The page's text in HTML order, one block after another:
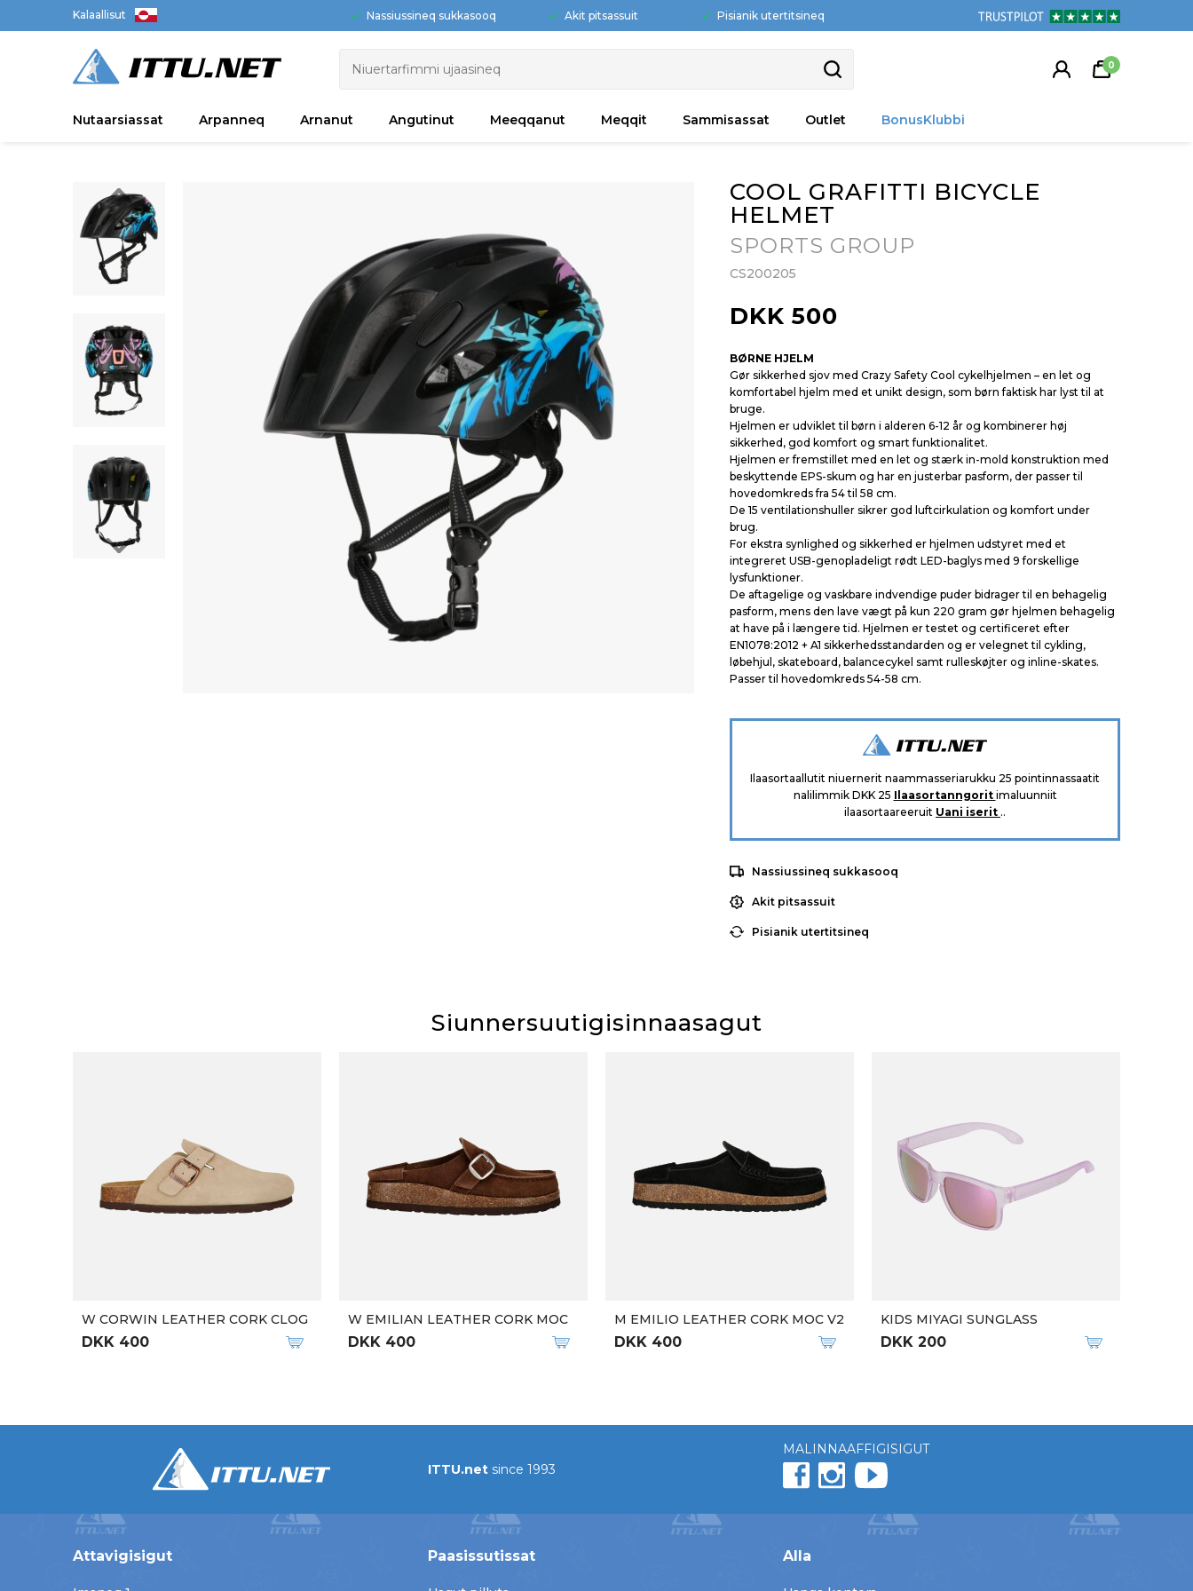
Kalaallisut Nassiussineq sukkasooq Akit pitsassuit Pisianik utertitsineq
0
Nutaarsiassat Arpanneq Arnanut Angutinut Meeqqanut Meqqit Sammisassat Outlet BonusKlubbi
COOL GRAFITTI BICYCLE
HELMET
SPORTS GROUP
CS200205
DKK 500
BØRNE HJELM
Gør sikkerhed sjov med Crazy Safety Cool cykelhjelmen – en let og
komfortabel hjelm med et unikt design, som børn faktisk har lyst til at
bruge.
Hjelmen er udviklet til børn i alderen 6-12 år og kombinerer høj
sikkerhed, god komfort og smart funktionalitet.
Hjelmen er fremstillet med en let og stærk in-mold konstruktion med
beskyttende EPS-skum og har en justerbar pasform, der passer til
hovedomkreds fra 54 til 58 cm.
De 15 ventilationshuller sikrer god luftcirkulation og komfort under
brug.
For ekstra synlighed og sikkerhed er hjelmen udstyret med et
integreret USB-genopladeligt rødt LED-baglys med 9 forskellige
lysfunktioner.
De aftagelige og vaskbare indvendige puder bidrager til en behagelig
pasform, mens den lave vægt på kun 220 gram gør hjelmen behagelig
at have på i længere tid. Hjelmen er testet og certificeret efter
EN1078:2012 + A1 sikkerhedsstandarden og er velegnet til cykling,
løbehjul, skateboard, balancecykel samt rulleskøjter og inline-skates.
Passer til hovedomkreds 54-58 cm.
Ilaasortaallutit niuernerit naammasseriarukku 25 pointinnassaatit
nalilimmik DKK 25 Ilaasortanngorit imaluunniit
ilaasortaareeruit Uani iserit ..
Nassiussineq sukkasooq
Akit pitsassuit
Pisianik utertitsineq
Siunnersuutigisinnaasagut
W CORWIN LEATHER CORK CLOG
DKK 400
W EMILIAN LEATHER CORK MOC
DKK 400
M EMILIO LEATHER CORK MOC V2
DKK 400
KIDS MIYAGI SUNGLASS
DKK 200
ITTU.net since 1993
MALINNAAFFIGISIGUT
Attavigisigut Paasissutissat Alla